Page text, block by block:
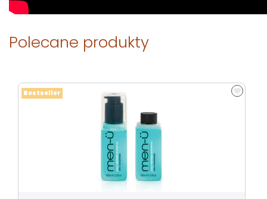
Polecane produkty
Bestseller